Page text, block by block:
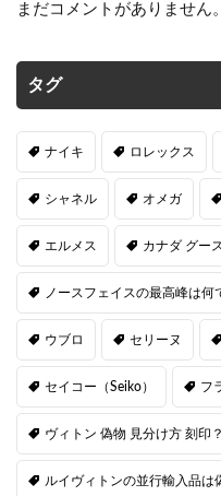
まだコメントがありません。
タグ
ナイキ ロレックス
シャネル オメガ
エルメス カナダ グース
ノースフェイスの最高峰は何
ウブロ セリーヌ
セイコー（Seiko） フ
ヴィトン 偽物 見分け方 刻印？
ルイヴィトンの並行輸入品は